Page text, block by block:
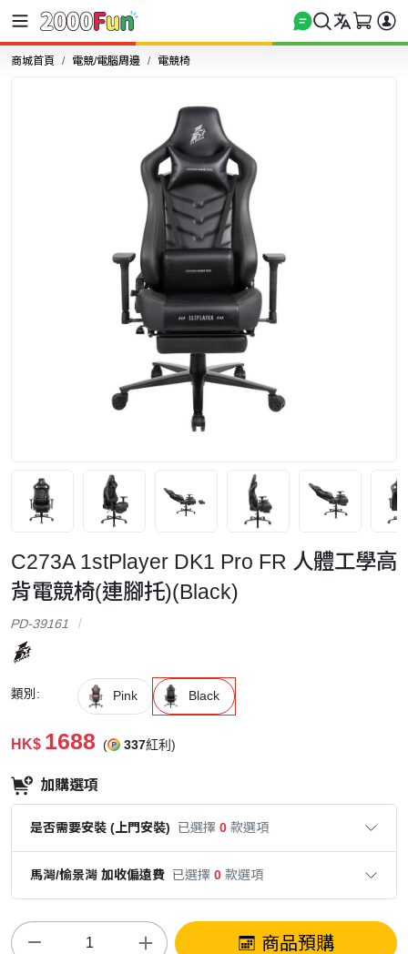
商城首頁 電競/電腦周邊 電競椅
C273A 1stPlayer DK1 Pro FR 人體工學高
背電競椅(連腳托)(Black)
PD-39161
類別: Pink Black
HK$ 1688 ( 337紅利)
加購選項
是否需要安裝 (上門安裝) 已選擇 0 款選項
馬灣/愉景灣 加收偏遠費 已選擇 0 款選項
商品預購